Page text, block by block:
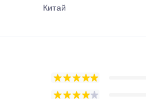
Китай